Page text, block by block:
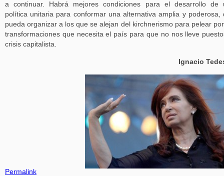
a continuar. Habrá mejores condiciones para el desarrollo de
política unitaria para conformar una alternativa amplia y poderosa,
pueda organizar a los que se alejan del kirchnerismo para pelear
transformaciones que necesita el país para que no nos lleve
crisis capitalista.
Ignacio
Permalink